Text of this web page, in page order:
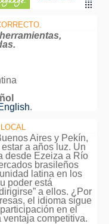
.
Aires y Pekín,
a años luz. Un
desde Ezeiza a Río
brasileños
latina en los
poder está
a ellos. ¿Por
el idioma sigue
en el
ventaja competitiva.